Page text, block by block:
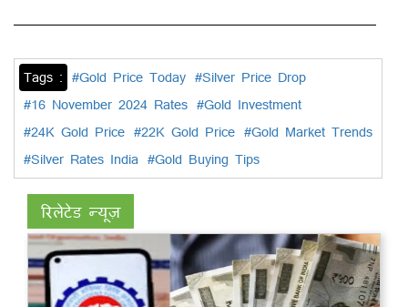
Tags : #Gold Price Today #Silver Price Drop
#16 November 2024 Rates #Gold Investment
#24K Gold Price #22K Gold Price #Gold Market Trends
#Silver Rates India #Gold Buying Tips
रिलेटेड न्यूज़